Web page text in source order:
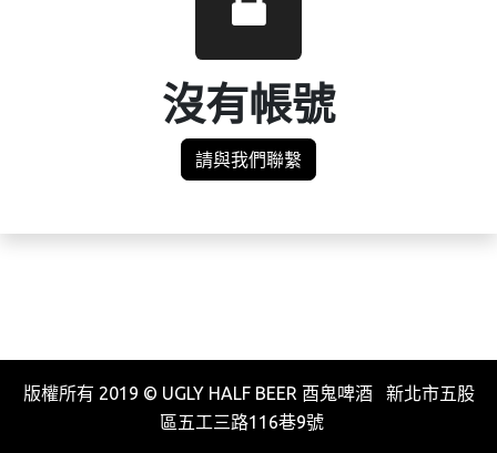
沒有帳號
請與我們聯繫
版權所有 2019 © UGLY HALF BEER 酉鬼啤酒 新北市五股
區五工三路116巷9號